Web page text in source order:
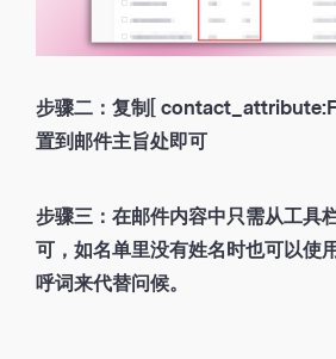
步骤二：复制[
置到邮件主旨处即可
步骤三：在邮件内容中只需从工具
可，如名单里没有姓名时也可以使
呼词来代替问候。